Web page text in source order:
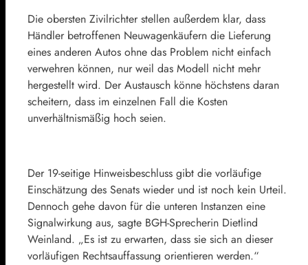
Die obersten Zivilrichter stellen außerdem klar, dass
Händler betroffenen Neuwagenkäufern die Lieferung
eines anderen Autos ohne das Problem nicht einfach
verwehren können, nur weil das Modell nicht mehr
hergestellt wird. Der Austausch könne höchstens daran
scheitern, dass im einzelnen Fall die Kosten
unverhältnismäßig hoch seien.
Der 19-seitige Hinweisbeschluss gibt die vorläufige
Einschätzung des Senats wieder und ist noch kein Urteil.
Dennoch gehe davon für die unteren Instanzen eine
Signalwirkung aus, sagte BGH-Sprecherin Dietlind
Weinland. „Es ist zu erwarten, dass sie sich an dieser
vorläufigen Rechtsauffassung orientieren werden.“